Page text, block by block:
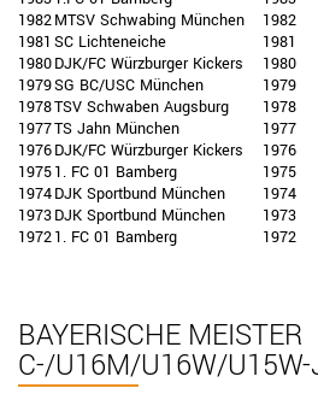
1982MTSV Schwabing München 1982
1981 SC Lichteneiche 1981
1980DJK/FC Würzburger Kickers 1980
1979SG BC/USC München 1979
1978TSV Schwaben Augsburg 1978
1977TS Jahn München 1977
1976DJK/FC Würzburger Kickers 1976
19751. FC 01 Bamberg 1975
1974DJK Sportbund München 1974
1973DJK Sportbund München 1973
19721. FC 01 Bamberg 1972
BAYERISCHE MEISTER
C-/U16M/U16W/U15W-